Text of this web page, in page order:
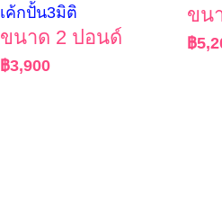
เค้กปั้น3มิติ
ขนาด 2 ปอนด์
฿3,900
ขน
฿